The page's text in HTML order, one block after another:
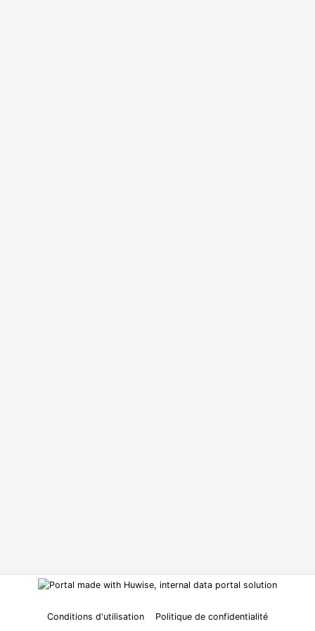
Conditions d'utilisation Politique de confidentialité